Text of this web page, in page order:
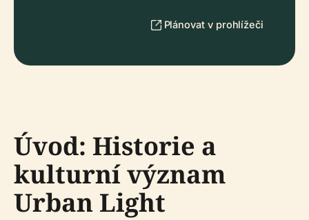
Plánovat v prohlížeči
Úvod: Historie a
kulturní význam
Urban Light